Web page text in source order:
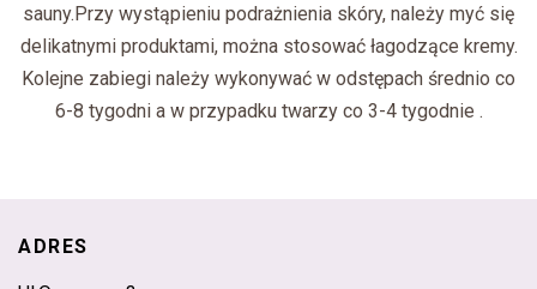
sauny.Przy wystąpieniu podrażnienia skóry, należy myć się
delikatnymi produktami, można stosować łagodzące kremy.
Kolejne zabiegi należy wykonywać w odstępach średnio co
6-8 tygodni a w przypadku twarzy co 3-4 tygodnie .
ADRES